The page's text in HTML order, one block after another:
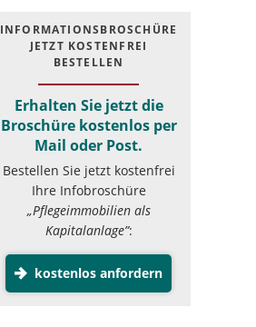
INFOR­MATIONS­BROSCHÜRE
JETZT KOSTEN­FREI
BESTELLEN
Erhalten Sie jetzt die
Broschüre kostenlos per
Mail oder Post.
Bestellen Sie jetzt kostenfrei
Ihre Infobroschüre
„Pflegeimmobilien als
Kapitalanlage”:
kostenlos anfordern